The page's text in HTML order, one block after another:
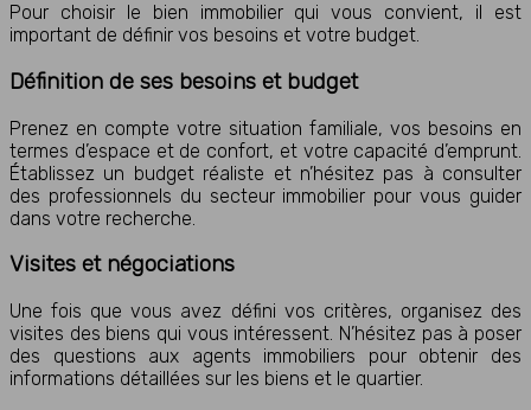
Pour choisir le bien immobilier qui vous convient, il est
important de définir vos besoins et votre budget.
Définition de ses besoins et budget
Prenez en compte votre situation familiale, vos besoins en
termes d’espace et de confort, et votre capacité d’emprunt.
Établissez un budget réaliste et n’hésitez pas à consulter
des professionnels du secteur immobilier pour vous guider
dans votre recherche.
Visites et négociations
Une fois que vous avez défini vos critères, organisez des
visites des biens qui vous intéressent. N’hésitez pas à poser
des questions aux agents immobiliers pour obtenir des
informations détaillées sur les biens et le quartier.